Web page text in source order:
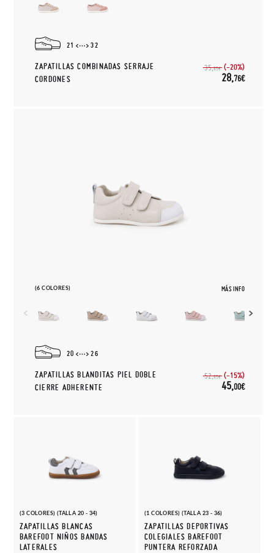
21 32
ZAPATILLAS COMBINADAS SERRAJE
CORDONES
35,95€ (-20%)
28,76€
(6 COLORES) MÁS INFO
20 26
ZAPATILLAS BLANDITAS PIEL DOBLE
CIERRE ADHERENTE
52,95€ (-15%)
45,00€
(3 COLORES) (TALLA 20 - 34)
ZAPATILLAS BLANCAS
BAREFOOT NIÑOS BANDAS
LATERALES
(1 COLORES) (TALLA 23 - 36)
ZAPATILLAS DEPORTIVAS
COLEGIALES BAREFOOT
PUNTERA REFORZADA